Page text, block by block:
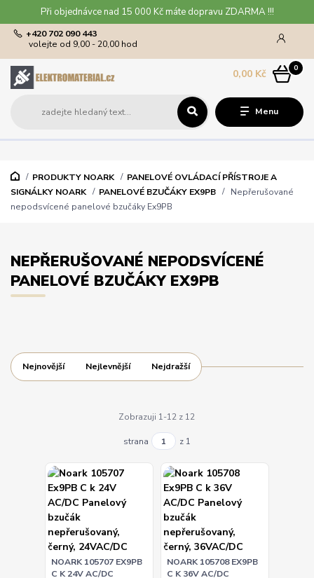
Při objednávce nad 15 000 Kč máte dopravu ZDARMA !!!
Menu
+420 702 090 443
volejte od 9,00 - 20,00 hod
0
0,00 Kč
PRODUKTY NOARK
PANELOVÉ OVLÁDACÍ PŘÍSTROJE A
SIGNÁLKY NOARK
PANELOVÉ BZUČÁKY EX9PB
Nepřerušované
nepodsvícené panelové bzučáky Ex9PB
NEPŘERUŠOVANÉ NEPODSVÍCENÉ
PANELOVÉ BZUČÁKY EX9PB
Nejnovější Nejlevnější Nejdražší
Zobrazuji 1-12 z 12
strana z 1
NOARK 105707 EX9PB
C K 24V AC/DC
NOARK 105708 EX9PB
C K 36V AC/DC